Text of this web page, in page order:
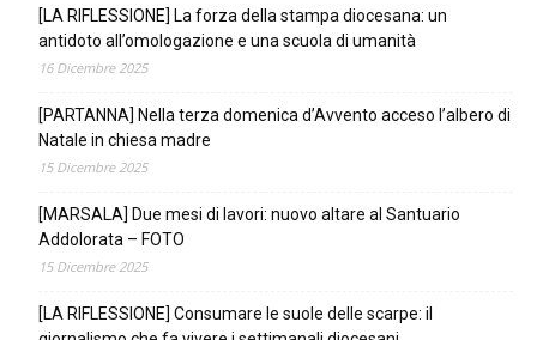
[LA RIFLESSIONE] La forza della stampa diocesana: un
antidoto all’omologazione e una scuola di umanità
16 Dicembre 2025
[PARTANNA] Nella terza domenica d’Avvento acceso l’albero di
Natale in chiesa madre
15 Dicembre 2025
[MARSALA] Due mesi di lavori: nuovo altare al Santuario
Addolorata – FOTO
15 Dicembre 2025
[LA RIFLESSIONE] Consumare le suole delle scarpe: il